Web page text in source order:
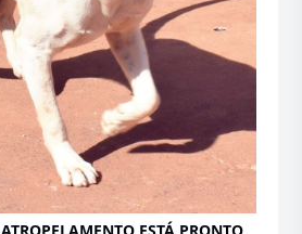
ESTÁ PRONTO